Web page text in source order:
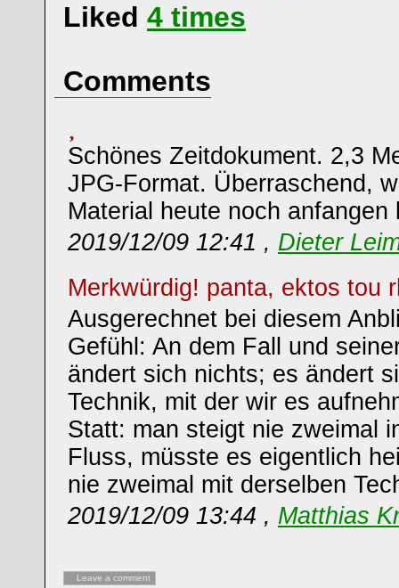
Liked 4 times
Comments
Schönes Zeitdokument. 2,3
JPG-Format. Überraschend,
Material heute noch anfangen
2019/12/09 12:41 , Dieter
Merkwürdig! panta, ektos tou
Ausgerechnet bei diesem
Gefühl: An dem Fall und
ändert sich nichts; es ändert
Technik, mit der wir es
Statt: man steigt nie zweimal
Fluss, müsste es eigentlich
nie zweimal mit derselben
2019/12/09 13:44 , Matthias
Leave a comment